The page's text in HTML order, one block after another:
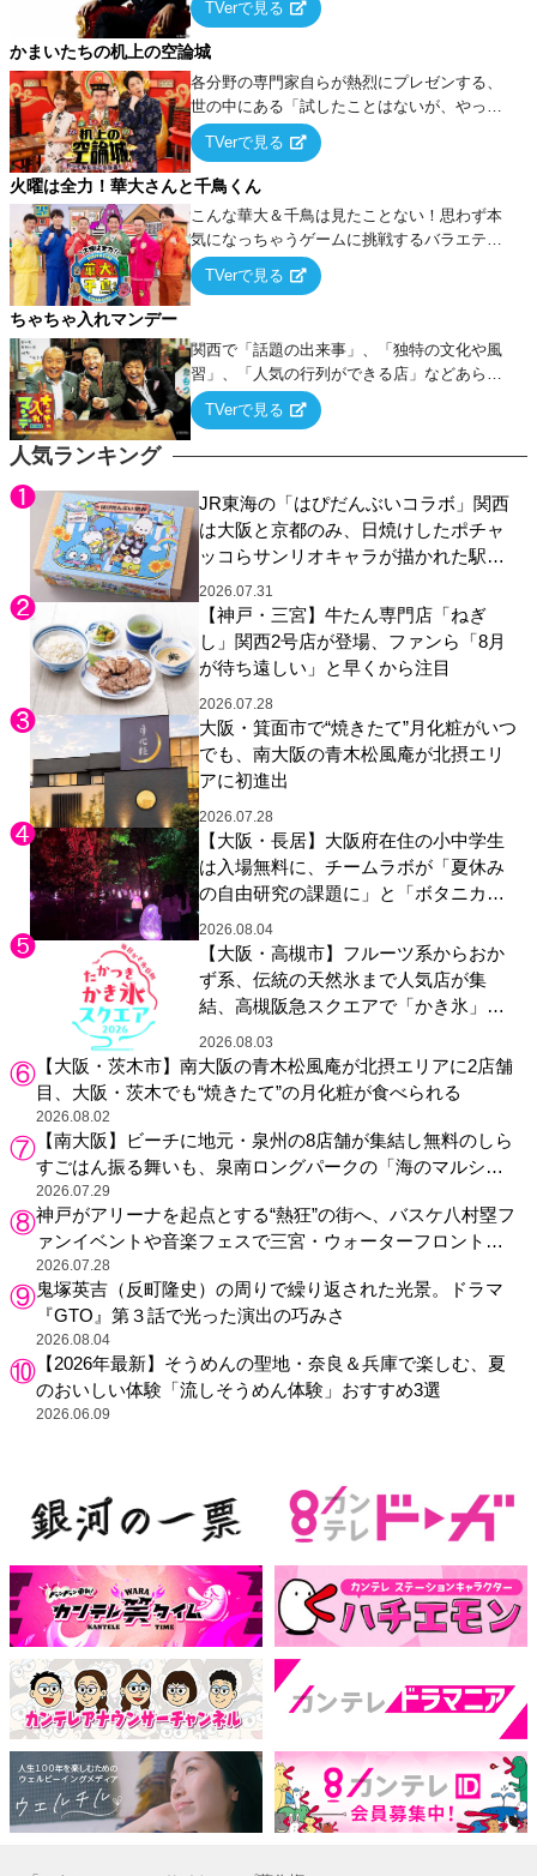
人気ランキング
JR東海の「はぴだんぶいコラボ」関西
は大阪と京都のみ、日焼けしたポチャ
ッコらサンリオキャラが描かれた駅弁
やグッズが登場
2026.07.31
【神戸・三宮】牛たん専門店「ねぎ
し」関西2号店が登場、ファンら「8月
が待ち遠しい」と早くから注目
2026.07.28
大阪・箕面市で“焼きたて”月化粧がいつ
でも、南大阪の青木松風庵が北摂エリ
アに初進出
2026.07.28
【大阪・長居】大阪府在住の小中学生
は入場無料に、チームラボが「夏休み
の自由研究の課題に」と「ボタニカル
ガーデン 大阪」へ招待
2026.08.04
【大阪・高槻市】フルーツ系からおか
ず系、伝統の天然氷まで人気店が集
結、高槻阪急スクエアで「かき氷」祭
り
2026.08.03
【大阪・茨木市】南大阪の青木松風庵が北摂エリアに2店舗
目、大阪・茨木でも“焼きたて”の月化粧が食べられる
2026.08.02
【南大阪】ビーチに地元・泉州の8店舗が集結し無料のしら
すごはん振る舞いも、泉南ロングパークの「海のマルシ
ェ」がリニューアル！
2026.07.29
神戸がアリーナを起点とする“熱狂”の街へ、バスケ八村塁フ
ァンイベントや音楽フェスで三宮・ウォーターフロントを
活性化
2026.07.28
鬼塚英吉（反町隆史）の周りで繰り返された光景。ドラマ
『GTO』第３話で光った演出の巧みさ
2026.08.04
【2026年最新】そうめんの聖地・奈良＆兵庫で楽しむ、夏
のおいしい体験「流しそうめん体験」おすすめ3選
2026.06.09
ケ・歌…など様々なお題で芸人がショートネ
タを競い合う！
TVerで見る
かまいたちの机上の空論城
各分野の専門家自らが熱烈にプレゼンする、
世の中にある「試したことはないが、やって
みたらこうなる！…ハズ」という“机上の空
論”に若手芸人らがカラダを張って挑む！
TVerで見る
火曜は全力！華大さんと千鳥くん
こんな華大＆千鳥は見たことない！思わず本
気になっちゃうゲームに挑戦するバラエティ
ー！
TVerで見る
ちゃちゃ入れマンデー
関西で「話題の出来事」、「独特の文化や風
習」、「人気の行列ができる店」などあらゆ
るテーマについて好き放題にちゃちゃを入れ
ていく関西色を前面に押し出したトークバラ
TVerで見る